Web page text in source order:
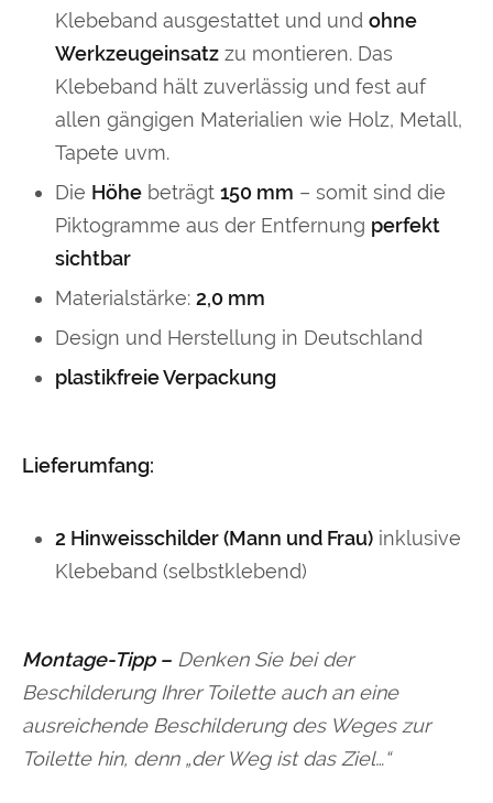
Klebeband ausgestattet und und ohne
Werkzeugeinsatz zu montieren. Das
Klebeband hält zuverlässig und fest auf
allen gängigen Materialien wie Holz, Metall,
Tapete uvm.
Die Höhe beträgt 150 mm – somit sind die
Piktogramme aus der Entfernung perfekt
sichtbar
Materialstärke: 2,0 mm
Design und Herstellung in Deutschland
plastikfreie Verpackung
Lieferumfang:
2 Hinweisschilder (Mann und Frau) inklusive
Klebeband (selbstklebend)
Montage-Tipp – Denken Sie bei der
Beschilderung Ihrer Toilette auch an eine
ausreichende Beschilderung des Weges zur
Toilette hin, denn „der Weg ist das Ziel…“